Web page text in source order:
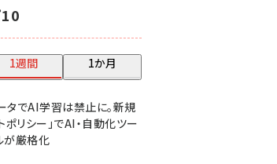
1週間 1か月
でAI学習は禁止に。新規
ポリシー」でAI・自動化ツー
が厳格化